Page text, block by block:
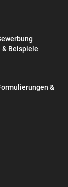
& Beispiele
&